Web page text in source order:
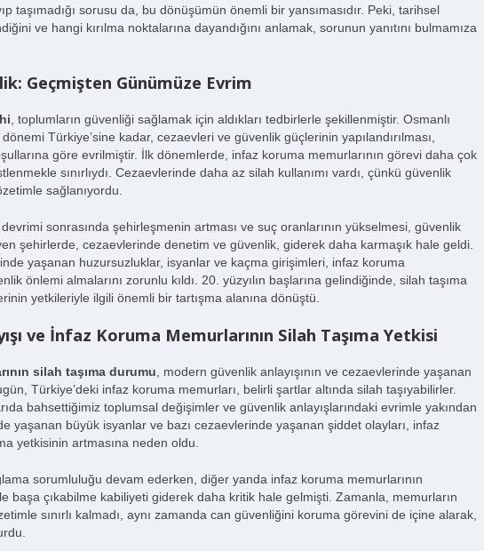
taşımadığı sorusu da, bu dönüşümün önemli bir yansımasıdır. Peki, tarihsel
ve hangi kırılma noktalarına dayandığını anlamak, sorunun yanıtını bulmamıza
Geçmişten Günümüze Evrim
, toplumların güvenliği sağlamak için aldıkları tedbirlerle şekillenmiştir. Osmanlı
Türkiye’sine kadar, cezaevleri ve güvenlik güçlerinin yapılandırılması,
göre evrilmiştir. İlk dönemlerde, infaz koruma memurlarının görevi daha çok
sınırlıydı. Cezaevlerinde daha az silah kullanımı vardı, çünkü güvenlik
sağlanıyordu.
sonrasında şehirleşmenin artması ve suç oranlarının yükselmesi, güvenlik
şehirlerde, cezaevlerinde denetim ve güvenlik, giderek daha karmaşık hale geldi.
yaşanan huzursuzluklar, isyanlar ve kaçma girişimleri, infaz koruma
önlemi almalarını zorunlu kıldı. 20. yüzyılın başlarına gelindiğinde, silah taşıma
yetkileriyle ilgili önemli bir tartışma alanına dönüştü.
ve İnfaz Koruma Memurlarının Silah Taşıma Yetkisi
silah taşıma durumu , modern güvenlik anlayışının ve cezaevlerinde yaşanan
Türkiye’deki infaz koruma memurları, belirli şartlar altında silah taşıyabilirler.
bahsettiğimiz toplumsal değişimler ve güvenlik anlayışlarındaki evrimle yakından
yaşanan büyük isyanlar ve bazı cezaevlerinde yaşanan şiddet olayları, infaz
yetkisinin artmasına neden oldu.
sorumluluğu devam ederken, diğer yanda infaz koruma memurlarının
başa çıkabilme kabiliyeti giderek daha kritik hale gelmişti. Zamanla, memurların
sınırlı kalmadı, aynı zamanda can güvenliğini koruma görevini de içine alarak,